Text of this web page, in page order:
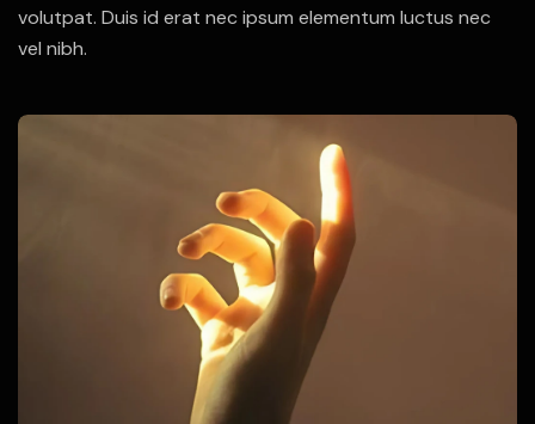
volutpat. Duis id erat nec ipsum elementum luctus nec
vel nibh.